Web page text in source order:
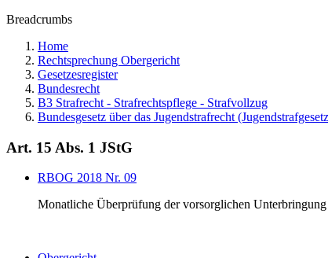
Breadcrumbs
Home
Rechtsprechung Obergericht
Gesetzesregister
Bundesrecht
B3 Strafrecht - Strafrechtspflege - Strafvollzug
Bundesgesetz über das Jugendstrafrecht
Art. 15 Abs. 1 JStG
RBOG 2018 Nr. 09
Monatliche Überprüfung der vorsorglichen